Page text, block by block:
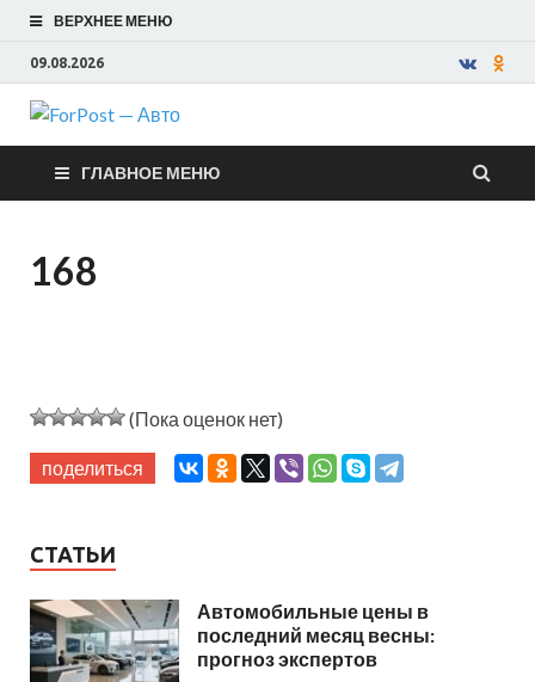
ВЕРХНЕЕ МЕНЮ
09.08.2026
ForPost —
Авто
ГЛАВНОЕ МЕНЮ
168
(Пока оценок нет)
поделиться
СТАТЬИ
Автомобильные цены в
последний месяц весны:
прогноз экспертов